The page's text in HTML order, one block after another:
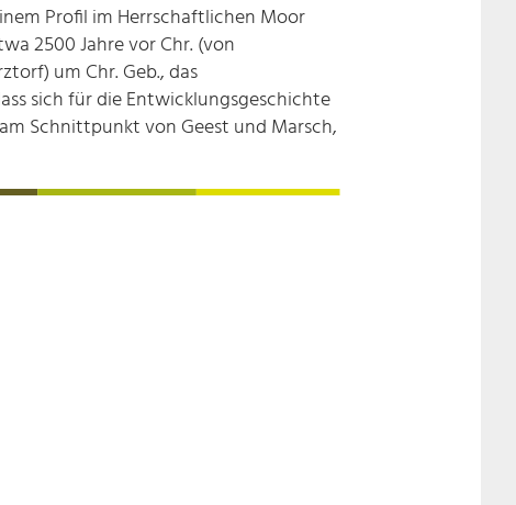
Profil im Herrschaftlichen Moor
2500 Jahre vor Chr. (von
um Chr. Geb., das
sich für die Entwicklungsgeschichte
Schnittpunkt von Geest und Marsch,